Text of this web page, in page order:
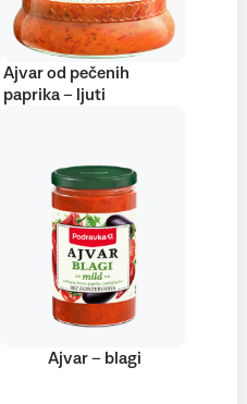
Ajvar od pečenih
paprika – ljuti
Ajvar – blagi